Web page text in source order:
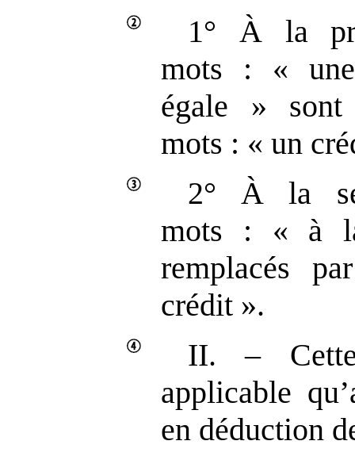
1° À la
mots : « une
égale » sont
mots : « un
2° À la
mots : « à
remplacés
crédit ».
II. – Cette
applicable
en déduction